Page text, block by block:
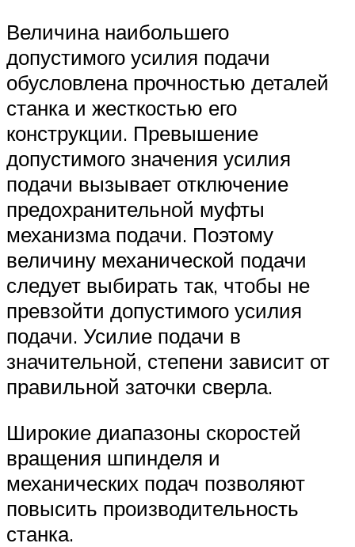
Величина наибольшего
допустимого усилия подачи
обусловлена прочностью деталей
станка и жесткостью его
конструкции. Превышение
допустимого значения усилия
подачи вызывает отключение
предохранительной муфты
механизма подачи. Поэтому
величину механической подачи
следует выбирать так, чтобы не
превзойти допустимого усилия
подачи. Усилие подачи в
значительной, степени зависит от
правильной заточки сверла.
Широкие диапазоны скоростей
вращения шпинделя и
механических подач позволяют
повысить производительность
станка.